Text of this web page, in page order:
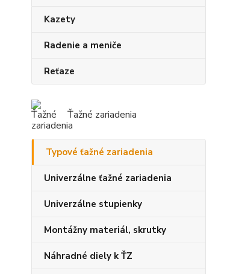
Kazety
Radenie a meniče
Reťaze
Ťažné zariadenia
Typové ťažné zariadenia
Univerzálne ťažné zariadenia
Univerzálne stupienky
Montážny materiál, skrutky
Náhradné diely k ŤZ